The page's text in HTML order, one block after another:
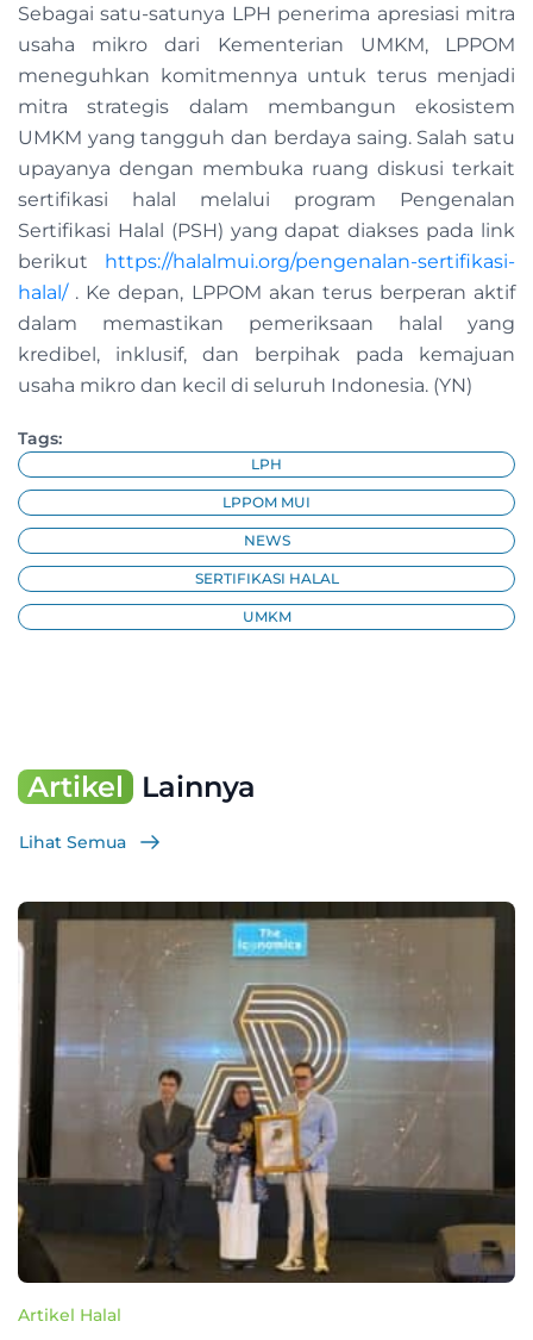
Sebagai satu-satunya LPH penerima apresiasi mitra
usaha mikro dari Kementerian UMKM, LPPOM
meneguhkan komitmennya untuk terus menjadi
mitra strategis dalam membangun ekosistem
UMKM yang tangguh dan berdaya saing. Salah satu
upayanya dengan membuka ruang diskusi terkait
sertifikasi halal melalui program Pengenalan
Sertifikasi Halal (PSH) yang dapat diakses pada link
berikut https://halalmui.org/pengenalan-sertifikasi-
halal/. Ke depan, LPPOM akan terus berperan aktif
dalam memastikan pemeriksaan halal yang
kredibel, inklusif, dan berpihak pada kemajuan
usaha mikro dan kecil di seluruh Indonesia. (YN)
Tags:
LPH
LPPOM MUI
NEWS
SERTIFIKASI HALAL
UMKM
Artikel Lainnya
Lihat Semua
Artikel Halal